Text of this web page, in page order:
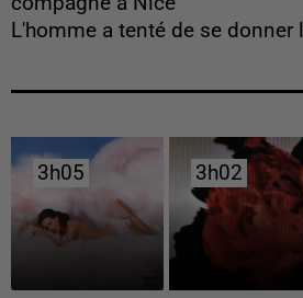
L'homme a tenté de se donner
3h05
3h05 3h02
3h02